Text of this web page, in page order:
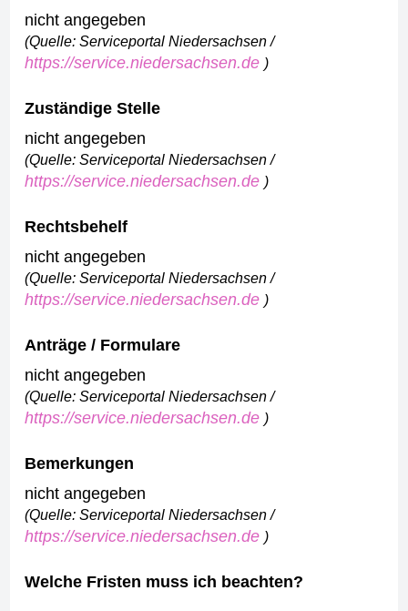
nicht angegeben
(Quelle: Serviceportal Niedersachsen /
https://service.niedersachsen.de )
Zuständige Stelle
nicht angegeben
(Quelle: Serviceportal Niedersachsen /
https://service.niedersachsen.de )
Rechtsbehelf
nicht angegeben
(Quelle: Serviceportal Niedersachsen /
https://service.niedersachsen.de )
Anträge / Formulare
nicht angegeben
(Quelle: Serviceportal Niedersachsen /
https://service.niedersachsen.de )
Bemerkungen
nicht angegeben
(Quelle: Serviceportal Niedersachsen /
https://service.niedersachsen.de )
Welche Fristen muss ich beachten?